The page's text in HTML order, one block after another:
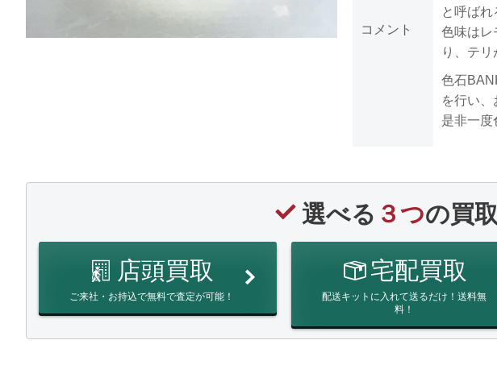
コメント
と呼ばれ
色味はレ
り、テ
色石
を行い、
是非一度
選べる ３つの買
店頭買取
ご来社・お持込で無料で査定が可能！
宅配買取
配送キットに入れて送るだけ！送料無
料！